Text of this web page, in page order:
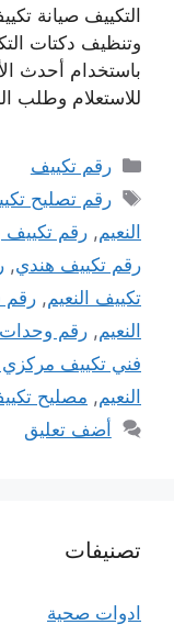
التكييف صيانة
وتنظيف دكتات
باستخدام أحدث
للاستعلام وطلب
التصنيفات
رقم تكييف
الوسوم
رقم تصليح
النعيم, رقم تكييف
رقم تكييف هندي,
تكييف النعيم, رقم
النعيم, رقم وحدات
فني تكييف مركزي
النعيم, مصليح
أضف تعليق
تصنيفات
ادوات صحية